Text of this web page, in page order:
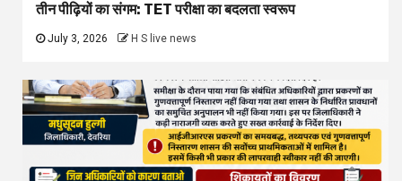
तीन पीढ़ियों का संगम: TET परीक्षा का बदलता स्वरूप
July 3, 2026 H S live news